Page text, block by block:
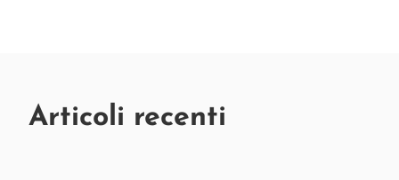
Articoli recenti